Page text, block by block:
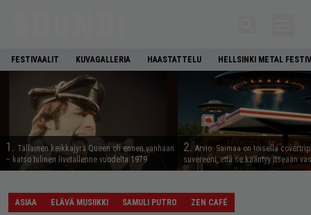
FESTIVAALIT KUVAGALLERIA HAASTATTELU HELLSINKI METAL
1. Tällainen keikkajyrä Queen oli ennen vanhaan
– katso tulinen livetallenne vuodelta 1979
2. Arvio: Saimaa on toisella
suvereeni, että se kääntyy itseään
ASIAA ELÄVÄ MUSIIKKI SAMULI PUTRO ZEN CAFÉ